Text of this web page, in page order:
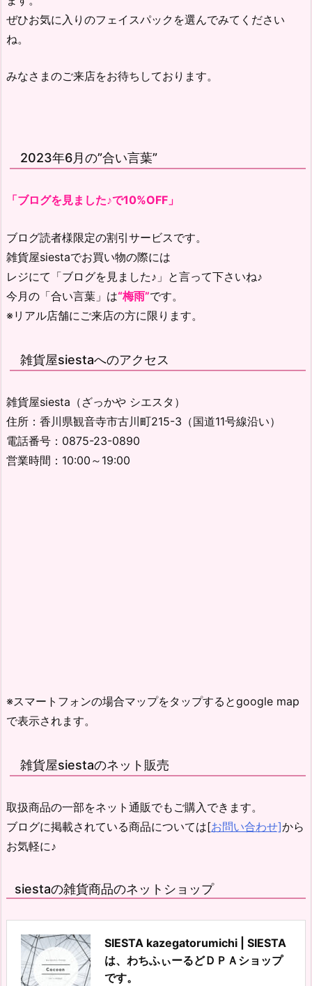
ぜひお気に入りのフェイスパックを選んでみてください
ね。
みなさまのご来店をお待ちしております。
2023年6月の”合い言葉”
「ブログを見ました♪で10%OFF」
ブログ読者様限定の割引サービスです。
雑貨屋siestaでお買い物の際には
レジにて「ブログを見ました♪」と言って下さいね♪
今月の「合い言葉」は“梅雨”です。
※リアル店舗にご来店の方に限ります。
雑貨屋siestaへのアクセス
雑貨屋siesta（ざっかや シエスタ）
住所：香川県観音寺市古川町215-3（国道11号線沿い）
電話番号：0875-23-0890
営業時間：10:00～19:00
※スマートフォンの場合マップをタップするとgoogle map
で表示されます。
雑貨屋siestaのネット販売
取扱商品の一部をネット通販でもご購入できます。
ブログに掲載されている商品については[お問い合わせ]から
お気軽に♪
siestaの雑貨商品のネットショップ
SIESTA kazegatorumichi | SIESTA
は、わちふぃーるどＤＰＡショップ
です。